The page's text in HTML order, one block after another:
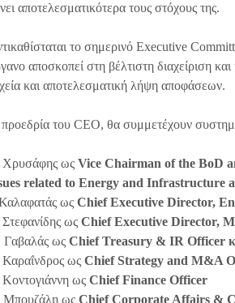
αποτελεσματικότερα τους στόχους της.
το σημερινό Executive
αποσκοπεί στη βέλτιστη διαχείριση
και αποτελεσματική λήψη αποφάσεων.
του CEO, θα συμμετέχουν
Χρυσάφης ωςVice Chairman of the BoD
related to Energy and Infrastructure
ωςChief Executive Director,
ωςChief Executive Director,
Γαβαλάς ωςChief Treasury &IR Officer
ωςChief Strategy and M&A
ωςChief Finance Officer
Μπουζάλη ωςChief Corporate Affairs &